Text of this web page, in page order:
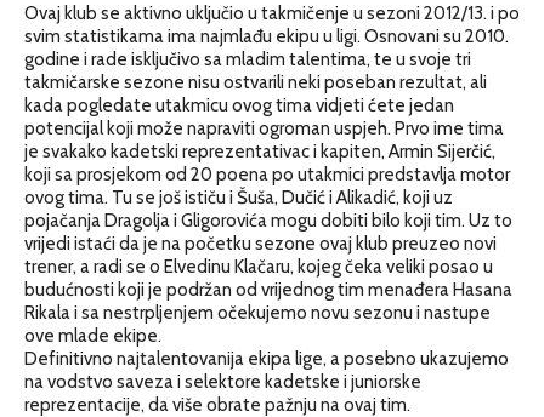
Ovaj klub se aktivno uključio u takmičenje u sezoni 2012/13. i po
svim statistikama ima najmlađu ekipu u ligi. Osnovani su 2010.
godine i rade isključivo sa mladim talentima, te u svoje tri
takmičarske sezone nisu ostvarili neki poseban rezultat, ali
kada pogledate utakmicu ovog tima vidjeti ćete jedan
potencijal koji može napraviti ogroman uspjeh. Prvo ime tima
je svakako kadetski reprezentativac i kapiten, Armin Sijerčić,
koji sa prosjekom od 20 poena po utakmici predstavlja motor
ovog tima. Tu se još ističu i Šuša, Dučić i Alikadić, koji uz
pojačanja Dragolja i Gligorovića mogu dobiti bilo koji tim. Uz to
vrijedi istaći da je na početku sezone ovaj klub preuzeo novi
trener, a radi se o Elvedinu Klačaru, kojeg čeka veliki posao u
budućnosti koji je podržan od vrijednog tim menađera Hasana
Rikala i sa nestrpljenjem očekujemo novu sezonu i nastupe
ove mlade ekipe.
Definitivno najtalentovanija ekipa lige, a posebno ukazujemo
na vodstvo saveza i selektore kadetske i juniorske
reprezentacije, da više obrate pažnju na ovaj tim.